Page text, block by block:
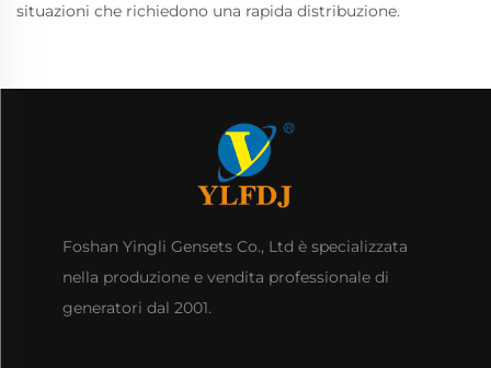
situazioni che richiedono una rapida distribuzione.
Foshan Yingli Gensets Co., Ltd è specializzata
nella produzione e vendita professionale di
generatori dal 2001.